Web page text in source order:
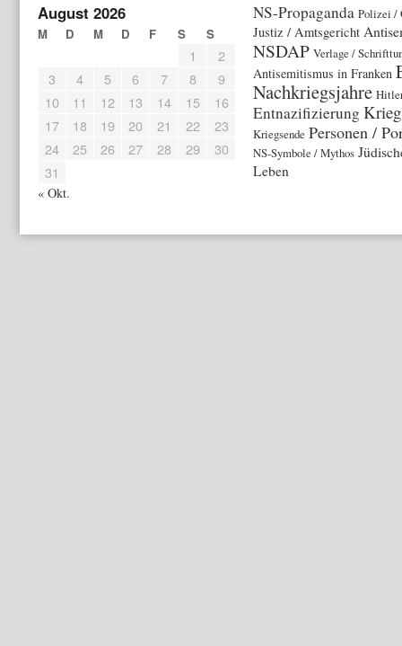
August 2026
M D M D F S S
1
2
3
4 5 6 7 8
9
10
11 12 13 14 15
16
17
18 19 20 21 22
23
24
25 26 27 28 29
30
31
« Okt.
NS-Propaganda Polizei /
Justiz / Amtsgericht
NSDAP Verlage /
Antisemitismus in Franken
Nachkriegsjahre
Entnazifizierung Krieg
Kriegsende Personen /
NS-Symbole / Mythos
Leben